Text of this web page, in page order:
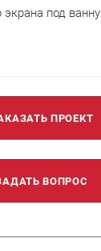
под ванну
ПРОЕКТ
ВОПРОС